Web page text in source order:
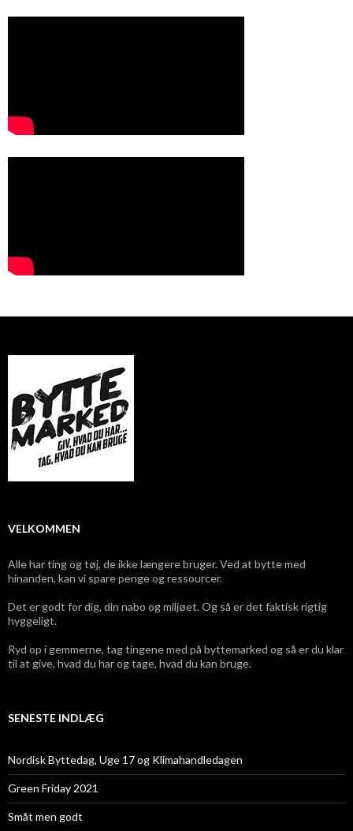
VELKOMMEN
Alle har ting og tøj, de ikke længere bruger. Ved at bytte med
hinanden, kan vi spare penge og ressourcer.
Det er godt for dig, din nabo og miljøet. Og så er det faktisk rigtig
hyggeligt.
Ryd op i gemmerne, tag tingene med på byttemarked og så er du klar
til at give, hvad du har og tage, hvad du kan bruge.
SENESTE INDLÆG
Nordisk Byttedag, Uge 17 og Klimahandledagen
Green Friday 2021
Småt men godt